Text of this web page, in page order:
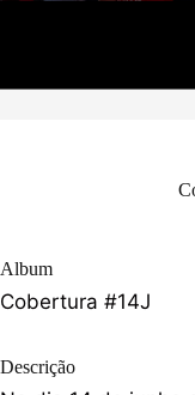
Album
Cobertura #14J
Descrição